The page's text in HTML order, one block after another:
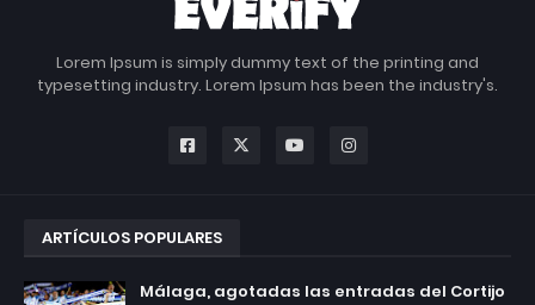
Lorem Ipsum is simply dummy text of the printing and
typesetting industry. Lorem Ipsum has been the industry's.
ARTÍCULOS POPULARES
Málaga, agotadas las entradas del Cortijo